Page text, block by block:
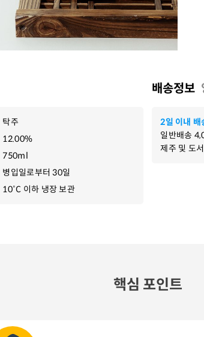
탁주
12.00%
750ml
병입일로부터 30일
10˚C 이하 냉장 보관
배송정보
2일 이내 배
일반배송
제주 및 도
핵심 포인트